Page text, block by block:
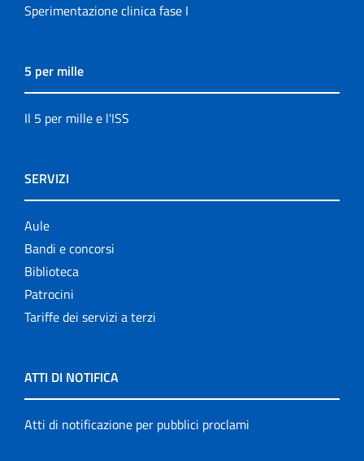
Sperimentazione clinica fase I
5 per mille
Il 5 per mille e l'ISS
SERVIZI
Aule
Bandi e concorsi
Biblioteca
Patrocini
Tariffe dei servizi a terzi
ATTI DI NOTIFICA
Atti di notificazione per pubblici proclami